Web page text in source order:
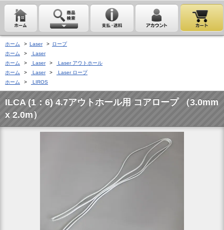
ホーム > Laser > ロープ
ホーム
>
Laser
ホーム
> Laser >
Laser アウトホール
ホーム
> Laser >
Laser ロープ
ホーム
> LIROS
ILCA (1：6) 4.7アウトホール用 コアロープ （3.0mm
x 2.0m）